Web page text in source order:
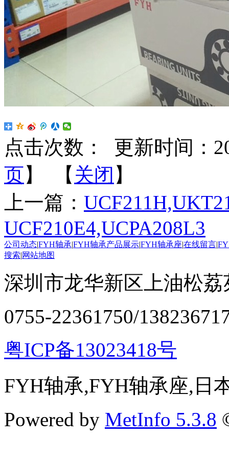
点击次数：
更新时间：
页】 【 关闭 】
上一篇：
UCF210E4,UCPA208L3
公司动态FYH轴承FYH轴承产品展示FYH轴承座 在线留言
搜索 网站地图
深圳市龙华新区上油松
0755-22361750/
粤ICP备13023418号
FYH轴承,FYH轴承座,日
Powered by MetInfo 5.3.8